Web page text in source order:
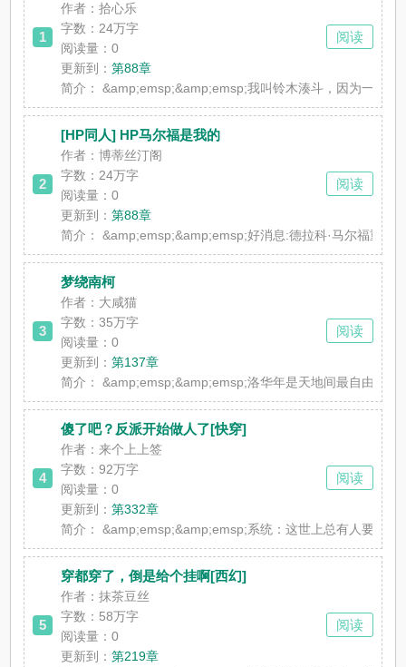
1
作者：拾心乐
字数：24万字
阅读量：0
更新到：第88章
简介：
&amp;emsp;&amp;emsp;我叫铃木湊斗，因为一些
阅读
2
[HP同人] HP马尔福是我的
作者：博蒂丝汀阁
字数：24万字
阅读量：0
更新到：第88章
简介：
&amp;emsp;&amp;emsp;好消息:德拉科·马尔福重生
阅读
3
梦绕南柯
作者：大咸猫
字数：35万字
阅读量：0
更新到：第137章
简介：
&amp;emsp;&amp;emsp;洛华年是天地间最自由的
阅读
4
傻了吧？反派开始做人了[快穿]
作者：来个上上签
字数：92万字
阅读量：0
更新到：第332章
简介：
&amp;emsp;&amp;emsp;系统：这世上总有人要当
阅读
5
穿都穿了，倒是给个挂啊[西幻]
作者：抹茶豆丝
字数：58万字
阅读量：0
更新到：第219章
阅读